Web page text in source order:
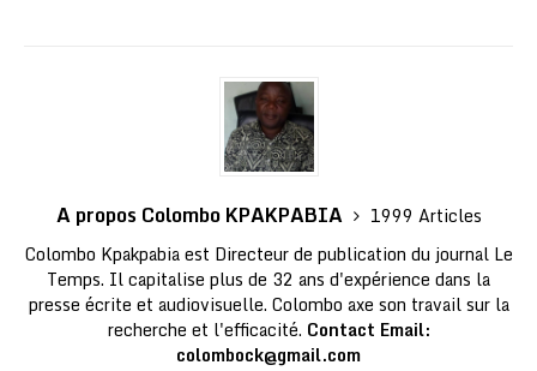
A propos Colombo KPAKPABIA
1999 Articles
Colombo Kpakpabia est Directeur de publication du journal Le
Temps. Il capitalise plus de 32 ans d'expérience dans la
presse écrite et audiovisuelle. Colombo axe son travail sur la
recherche et l'efficacité. Contact Email:
colombock@gmail.com